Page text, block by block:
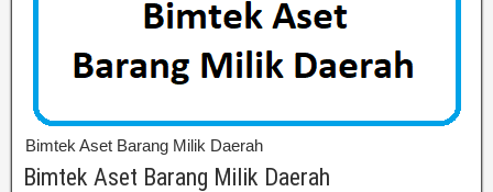
Bimtek Aset Barang Milik Daerah
Bimtek Aset Barang Milik Daerah